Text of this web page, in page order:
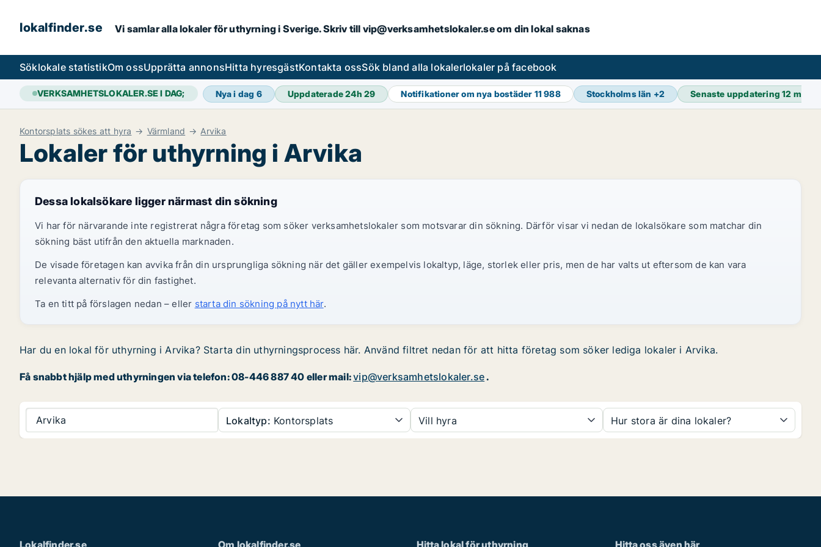
lokalfinder.se Vi samlar alla lokaler för uthyrning i Sverige. Skriv till vip@verksamhetslokaler.se om din lokal saknas
Söklokale statistikOm ossUpprätta annonsHitta hyresgästKontakta ossSök bland alla lokalerlokaler på facebook
VERKSAMHETSLOKALER.SE I DAG; Nya i dag 6 Uppdaterade 24h29 Notifikationer om nya bostäder 11 988 Stockholms län +2 Senaste uppdatering12 min
Kontorsplats sökes att hyra Värmland Arvika
Lokaler för uthyrning i Arvika
Dessa lokalsökare ligger närmast din sökning
Vi har för närvarande inte registrerat några företag som söker verksamhetslokaler som motsvarar din sökning. Därför visar vi nedan de lokalsökare som matchar din
sökning bäst utifrån den aktuella marknaden.
De visade företagen kan avvika från din ursprungliga sökning när det gäller exempelvis lokaltyp, läge, storlek eller pris, men de har valts ut eftersom de kan vara
relevanta alternativ för din fastighet.
Ta en titt på förslagen nedan – eller starta din sökning på nytt här.
Har du en lokal för uthyrning i Arvika? Starta din uthyrningsprocess här. Använd filtret nedan för att hitta företag som söker lediga lokaler i Arvika.
Få snabbt hjälp med uthyrningen via telefon: 08-446 887 40 eller mail:vip@verksamhetslokaler.se.
Arvika Lokaltyp: Kontorsplats Vill hyra Hur stora är dina lokaler?
Lokalfinder.se Om lokalfinder.se Hitta lokal för uthyrning Hitta oss även här